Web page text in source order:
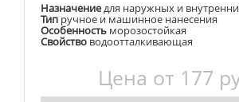
Назначениедля наружных и
Тип ручное и машинное нанесения
Особенность морозостойкая
Свойство водоотталкивающая
Цена от 177